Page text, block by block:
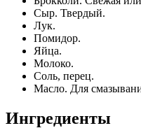
Сыр. Твердый.
Лук.
Помидор.
Яйца.
Молоко.
Соль, перец.
Масло. Для
Ингредиенты